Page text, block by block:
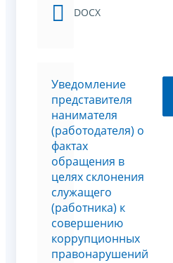
DOCX
Уведомление
представителя
нанимателя
(работодателя) о
фактах
обращения в
целях склонения
служащего
(работника) к
совершению
коррупционных
правонарушений